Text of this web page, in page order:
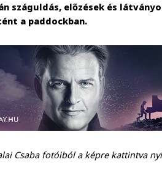
száguldás, előzések és
a paddockban.
Csaba fotóiból a képre kattintva